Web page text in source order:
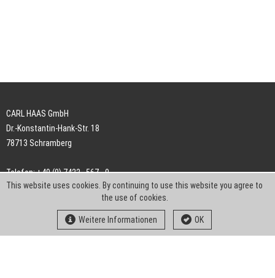
CARL HAAS GmbH
Dr.-Konstantin-Hank-Str. 18
78713 Schramberg
Telefon: +49 (0) 7422 . 567 - 0
Telefax: +49 (0) 7422 . 567 - 239
info-ch@kern-liebers.com
This website uses cookies. By continuing to use this website you agree to
the use of cookies.
Weitere Informationen OK